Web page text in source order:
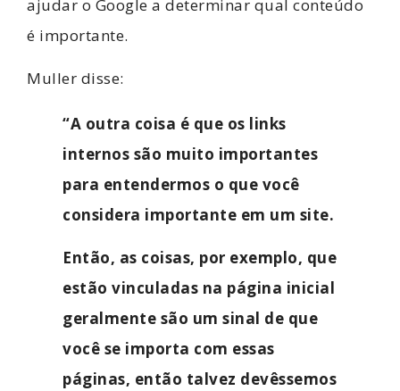
ajudar o Google a determinar qual conteúdo
é importante.
Muller disse:
“A outra coisa é que os links
internos são muito importantes
para entendermos o que você
considera importante em um site.
Então, as coisas, por exemplo, que
estão vinculadas na página inicial
geralmente são um sinal de que
você se importa com essas
páginas, então talvez devêssemos